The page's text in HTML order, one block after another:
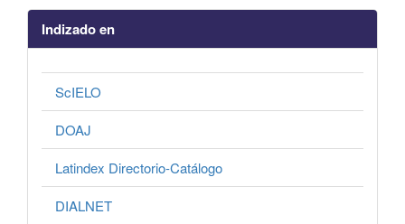
Indizado en
ScIELO
DOAJ
Latindex Directorio-Catálogo
DIALNET